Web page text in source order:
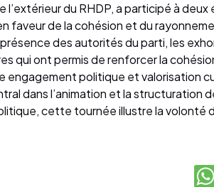
l’extérieur du RHDP, a participé à
faveur de la cohésion et du
des autorités du parti, les
qui ont permis de renforcer la
engagement politique et valorisation
dans l’animation et la structuration
cette tournée illustre la volonté